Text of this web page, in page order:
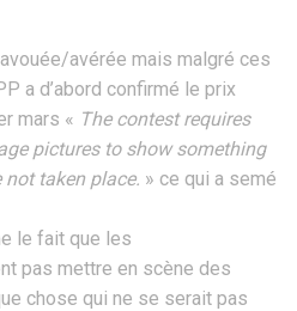
avérée mais malgré ces
a d’abord confirmé le prix
mars « The contest requires
pictures to show something
taken place. » ce qui a semé
le fait que les
pas mettre en scène des
chose qui ne se serait pas